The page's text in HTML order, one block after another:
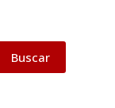
Buscar